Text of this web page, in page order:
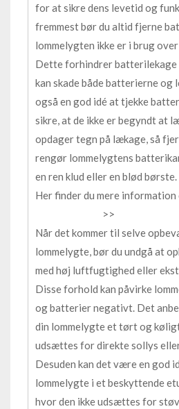
for at sikre dens levetid og
fremmest bør du altid fjerne
lommelygten ikke er i brug
Dette forhindrer batterilekage
kan skade både batterierne og
også en god idé at tjekke
sikre, at de ikke er begyndt at
opdager tegn på lækage, så
rengør lommelygtens
en ren klud eller en blød børste.
Her finder du mere information
>>
Når det kommer til selve
lommelygte, bør du undgå at
med høj luftfugtighed eller
Disse forhold kan påvirke
og batterier negativt. Det
din lommelygte et tørt og
udsættes for direkte sollys
Desuden kan det være en god
lommelygte i et beskyttende
hvor den ikke udsættes for